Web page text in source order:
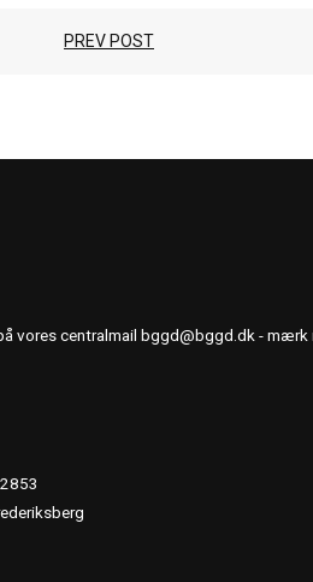
PREV POST
vores centralmail bggd@bggd.dk - mærk